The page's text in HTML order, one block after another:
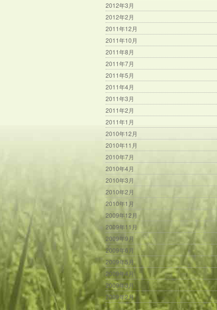
2012年3月
2012年2月
2011年12月
2011年10月
2011年8月
2011年7月
2011年5月
2011年4月
2011年3月
2011年2月
2011年1月
2010年12月
2010年11月
2010年7月
2010年4月
2010年3月
2010年2月
2010年1月
2009年12月
2009年11月
2009年9月
2009年6月
2009年5月
2009年4月
2009年3月
2009年2月